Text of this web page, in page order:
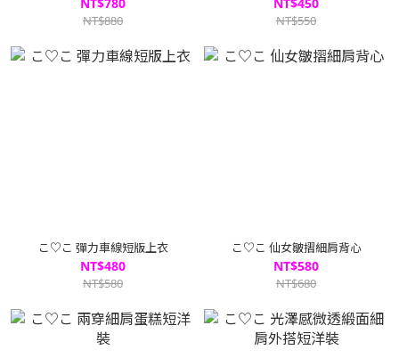
NT$880 NT$550
こ♡こ 彈力車線短版上衣
NT$480
NT$580
こ♡こ 仙女皺摺細肩背心
NT$580
NT$680